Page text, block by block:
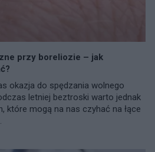
przy boreliozie – jak
okazja do spędzania wolnego
letniej beztroski warto jednak
które mogą na nas czyhać na łące